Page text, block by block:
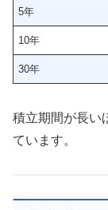
5年
10年
30年
積立期間が長い
ています。